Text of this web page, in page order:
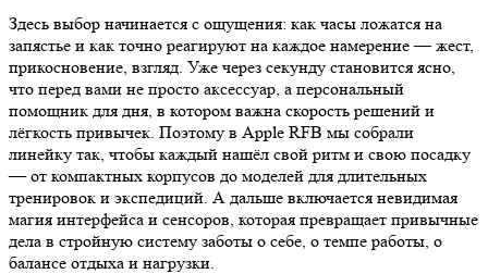
Здесь выбор начинается с ощущения: как часы ложатся на
запястье и как точно реагируют на каждое намерение — жест,
прикосновение, взгляд. Уже через секунду становится ясно,
что перед вами не просто аксессуар, а персональный
помощник для дня, в котором важна скорость решений и
лёгкость привычек. Поэтому в Apple RFB мы собрали
линейку так, чтобы каждый нашёл свой ритм и свою посадку
— от компактных корпусов до моделей для длительных
тренировок и экспедиций. А дальше включается невидимая
магия интерфейса и сенсоров, которая превращает привычные
дела в стройную систему заботы о себе, о темпе работы, о
балансе отдыха и нагрузки.